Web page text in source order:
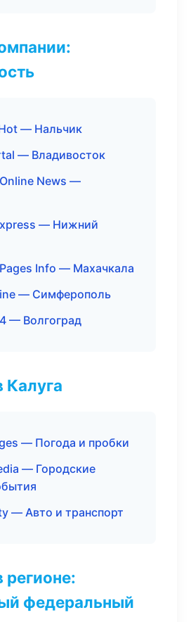
— Нальчик
— Владивосток
News —
— Нижний
Info — Махачкала
— Симферополь
— Волгоград
Калуга
— Погода и пробки
— Городские
— Авто и транспорт
регионе:
федеральный